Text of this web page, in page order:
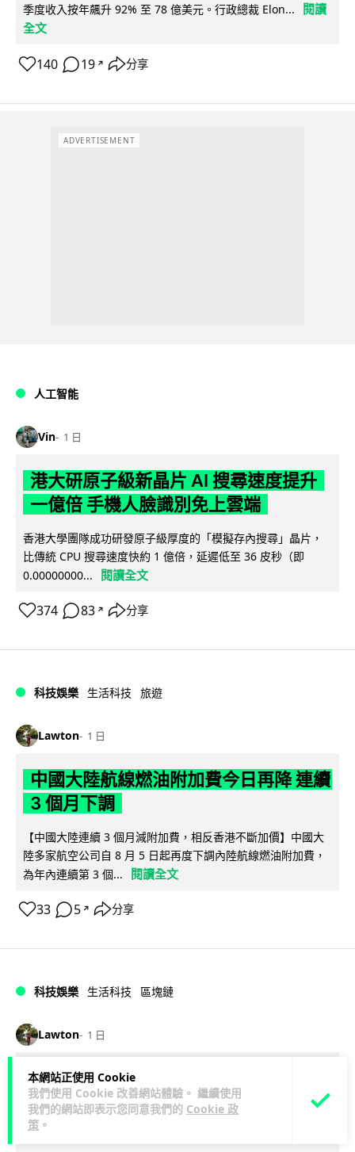
本網站正使用 Cookie
我們使用 Cookie 改善網站體驗。 繼續使用
我們的網站即表示您同意我們的 Cookie 政
策 。
季度收入按年飆升 92% 至 78 億美元。行政總裁 Elon...
閱讀
全文
140 19 ↗ 分享
ADVERTISEMENT
人工智能
Vin 1 日
港大研原子級新晶片 AI 搜尋速度提升
一億倍 手機人臉識別免上雲端
香港大學團隊成功研發原子級厚度的「模擬存內搜尋」晶片，
比傳統 CPU 搜尋速度快約 1 億倍，延遲低至 36 皮秒（即
0.00000000...
閱讀全文
374 83 ↗ 分享
科技娛樂 生活科技 旅遊
Lawton 1 日
中國大陸航線燃油附加費今日再降 連續
3 個月下調
【中國大陸連續 3 個月減附加費，相反香港不斷加價】中國大
陸多家航空公司自 8 月 5 日起再度下調內陸航線燃油附加費，
為年內連續第 3 個...
閱讀全文
33 5 ↗ 分享
科技娛樂 生活科技 區塊鏈
Lawton 1 日
Fun Coffee 咖啡騙局爆煲 咖啡包裝虛
擬貨幣投資騙局 港澳警拘 8 人涉款
9,400 萬元